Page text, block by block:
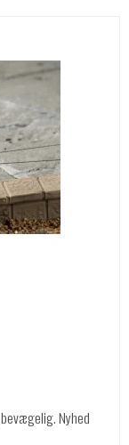
Nyhed